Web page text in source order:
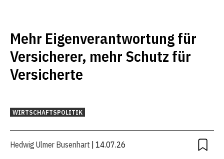
Mehr Eigenverantwortung für
Versicherer, mehr Schutz für
Versicherte
WIRTSCHAFTSPOLITIK
Hedwig Ulmer Busenhart | 14.07.26